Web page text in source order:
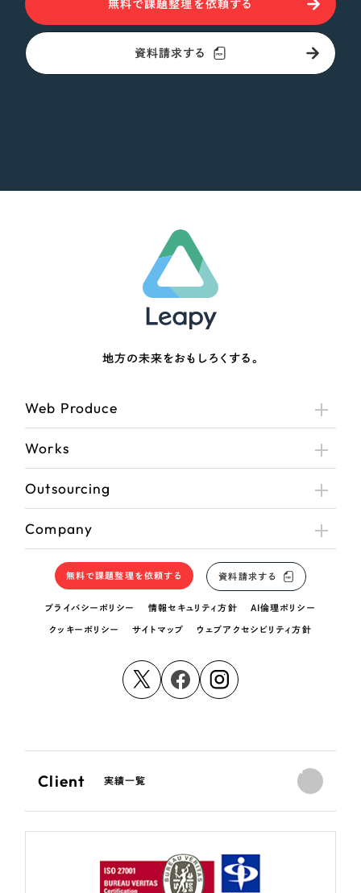
オレンジ・橙色
さらに条件を追加する
無料で課題整理を依頼する
資料請求する
地方の未来をおもしろくする。
Web Produce
Works
Outsourcing
Company
無料で課題整理を依頼する 資料請求する
プライバシーポリシー 情報セキュリティ方針 AI倫理ポリシー
クッキーポリシー サイトマップ ウェブアクセシビリティ方針
Client 実績一覧